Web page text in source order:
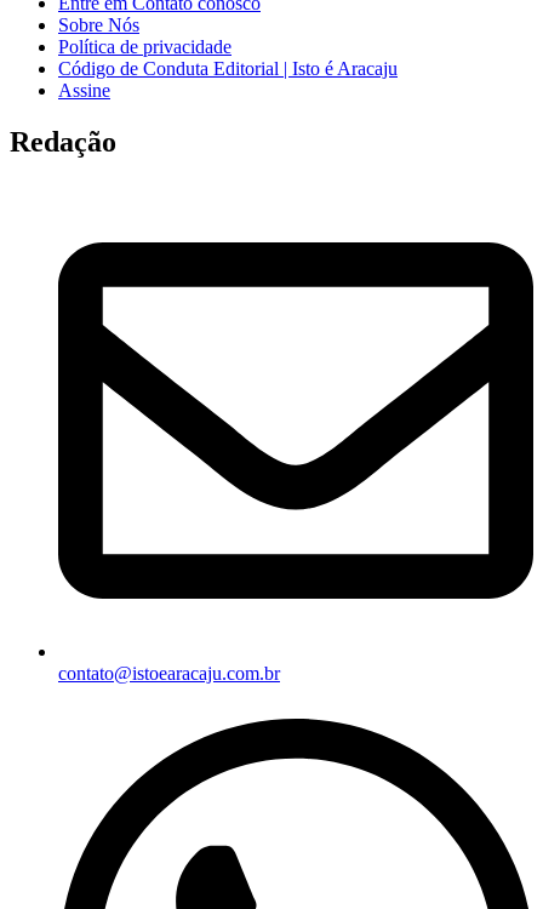
Sobre Nós
Política de privacidade
Código de Conduta Editorial | Isto é Aracaju
Assine
Redação
contato@istoearacaju.com.br